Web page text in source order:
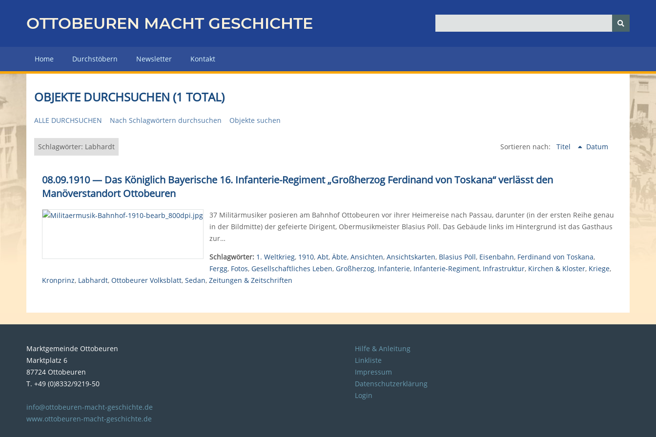
z
r
H
u
p
e
OTTOBEUREN MACHT GESCHICHTE
Home Durchstöbern Newsletter Kontakt
OBJEKTE DURCHSUCHEN (1 TOTAL)
ALLE DURCHSUCHEN Nach Schlagwörtern durchsuchen Objekte suchen
Schlagwörter: Labhardt Sortieren nach: Titel Datum
08.09.1910 — Das Königlich Bayerische 16. Infanterie-Regiment „Großherzog Ferdinand von Toskana“ verlässt den
Manöverstandort Ottobeuren
37 Militärmusiker posieren am Bahnhof Ottobeuren vor ihrer Heimereise nach Passau, darunter (in der ersten Reihe genau
in der Bildmitte) der gefeierte Dirigent, Obermusikmeister Blasius Pöll. Das Gebäude links im Hintergrund ist das Gasthaus
zur…
Schlagwörter: 1. Weltkrieg, 1910, Abt, Äbte, Ansichten, Ansichtskarten, Blasius Pöll, Eisenbahn, Ferdinand von Toskana,
Fergg, Fotos, Gesellschaftliches Leben, Großherzog, Infanterie, Infanterie-Regiment, Infrastruktur, Kirchen & Kloster, Kriege,
Kronprinz, Labhardt, Ottobeurer Volksblatt, Sedan, Zeitungen & Zeitschriften
Marktgemeinde Ottobeuren
Marktplatz 6
87724 Ottobeuren
T. +49 (0)8332/9219-50
info@ottobeuren-macht-geschichte.de
www.ottobeuren-macht-geschichte.de
Hilfe & Anleitung
Linkliste
Impressum
Datenschutzerklärung
Login